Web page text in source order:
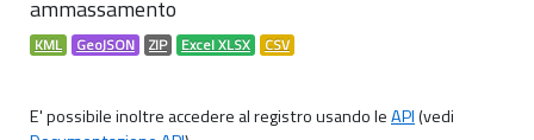
ammassamento
KML GeoJSON ZIP Excel XLSX CSV
E' possibile inoltre accedere al registro usando leAPI(vedi